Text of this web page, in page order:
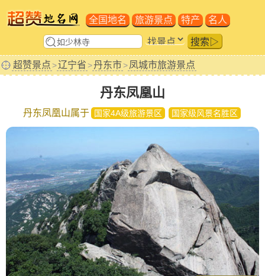
全国地名 旅游景点 特产 名人
搜索▷
超赞景点>辽宁省>丹东市>凤城市旅游景点
丹东凤凰山
丹东凤凰山属于 国家4A级旅游景区 国家级风景名胜区